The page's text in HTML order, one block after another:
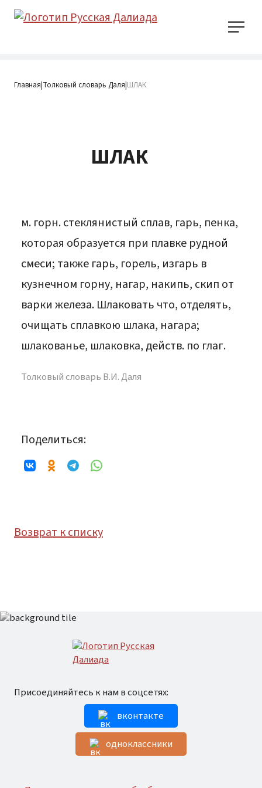
Главная|Толковый словарь Даля|ШЛАК
ШЛАК
м. горн. стеклянистый сплав, гарь, пенка,
которая образуется при плавке рудной
смеси; также гарь, горель, изгарь в
кузнечном горну, нагар, накипь, скип от
варки железа. Шлаковать что, отделять,
очищать сплавкою шлака, нагара;
шлакованье, шлаковка, действ. по глаг.
Толковый словарь В.И. Даля
Поделиться:
Возврат к списку
Присоединяйтесь к нам в соцсетях:
вконтакте
одноклассники